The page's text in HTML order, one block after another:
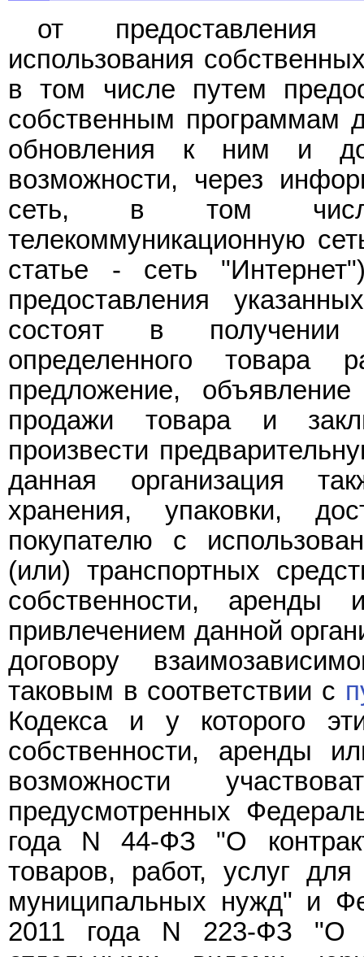
от предоставления
использования
в том числе путем
собственным
обновления к ним и
возможности, через
сеть, в том числе
телекоммуникационную
статье - сеть
предоставления
состоят в
определенного товара
предложение,
продажи товара и
произвести
данная организация
хранения, упаковки,
покупателю с
(или) транспортных
собственности,
привлечением данной
договору
таковым в соответствии с
Кодекса и у которого
собственности, аренды
возможности
предусмотренных
года N 44-ФЗ "О
товаров, работ, услуг
муниципальных нужд" и
2011 года N 223-ФЗ "О